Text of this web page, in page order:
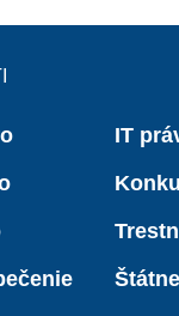
IT